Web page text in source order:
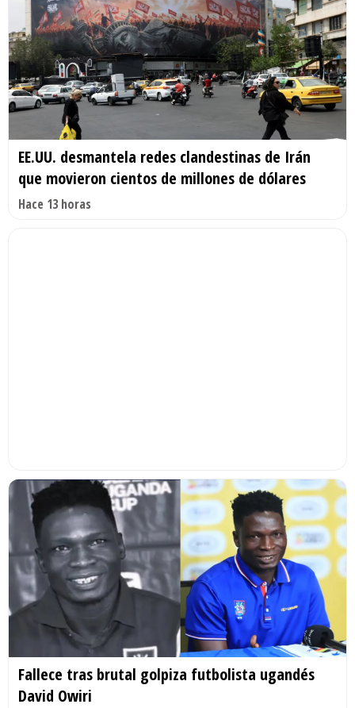
EE.UU. desmantela redes clandestinas de Irán
que movieron cientos de millones de dólares
Hace 13 horas
Fallece tras brutal golpiza futbolista ugandés
David Owiri